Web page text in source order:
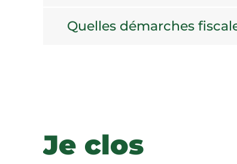
Quelles démarches
Je clos